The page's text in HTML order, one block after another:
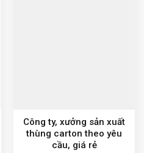
Công ty, xưởng sản xuất
thùng carton theo yêu
cầu, giá rẻ